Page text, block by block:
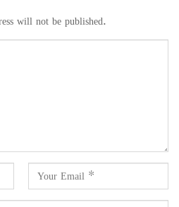
will not be published.